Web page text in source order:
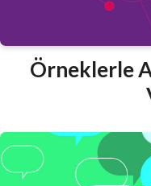
Örneklerle